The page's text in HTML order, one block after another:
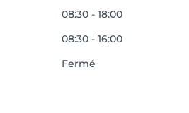
08:30 - 18:00
08:30 - 16:00
Fermé